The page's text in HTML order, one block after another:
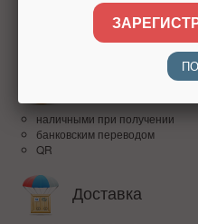
более 15 лет на рынке
высокий рейтинг
доверие покупателей по всей
наличными при получении
банковским переводом
QR
Доставка